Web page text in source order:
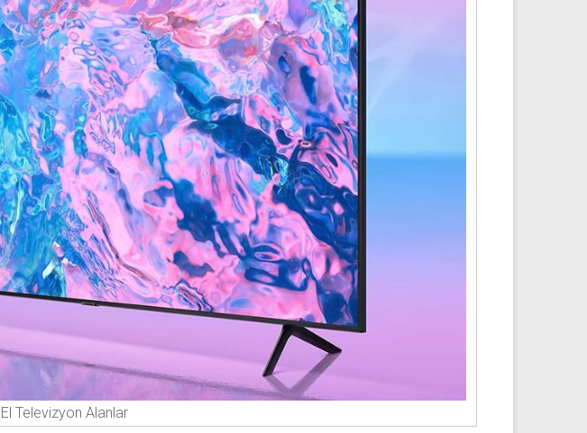
Televizyon Alanlar